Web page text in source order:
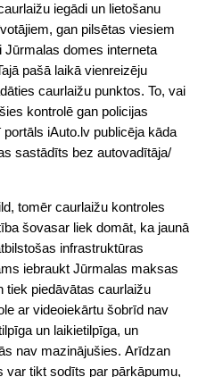
iegādi un lietošanu
gan pilsētas viesiem
Jūrmalas domes interneta
pašā laikā vienreizēju
caurlaižu punktos. To, vai
kontrolē gan policijas
iAuto.lv publicēja kāda
sastādīts bez autovadītāja/
tomēr caurlaižu kontroles
šovasar liek domāt, ka jaunā
infrastruktūras
iebraukt Jūrmalas maksas
tiek piedāvātas caurlaižu
ar videoiekārtu šobrīd nav
un laikietilpīga, un
nav mazinājušies. Arīdzan
var tikt sodīts par pārkāpumu,